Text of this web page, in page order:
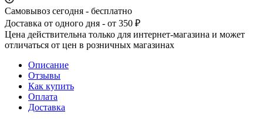
Самовывоз сегодня - бесплатно
Доставка от одного дня - от 350 ₽
Цена действительна только для интернет-магазина и может
отличаться от цен в розничных магазинах
Описание
Отзывы
Как купить
Оплата
Доставка